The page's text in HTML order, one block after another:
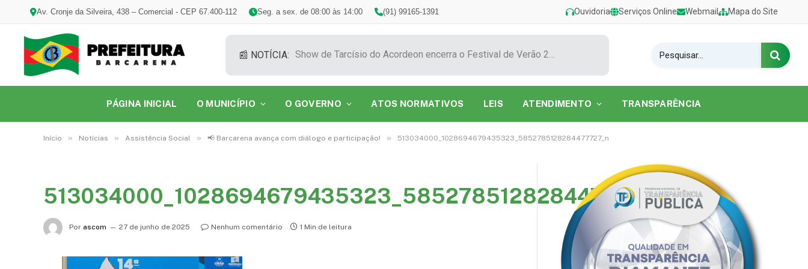
Av. Cronje da Silveira, 438 – Comercial - CEP 67.400-112 Seg. a sex. de 08:00 às 14:00 (91) 99165-1391 Ouvidoria Serviços Online Webmail Mapa do Site
📰 NOTÍCIA: Show de Tarcísio do Acordeon encerra o Festival de Verão 2026 na Praia do Caripi
PÁGINA INICIAL O MUNICÍPIO O GOVERNO ATOS NORMATIVOS LEIS ATENDIMENTO TRANSPARÊNCIA
Início » Notícias » Assistência Social » 📢 Barcarena avança com diálogo e participação! » 513034000_1028694679435323_5852785128284477727_n
513034000_1028694679435323_5852785128284477727_n
Por ascom 27 de junho de 2025 Nenhum comentário 1 Min de leitura